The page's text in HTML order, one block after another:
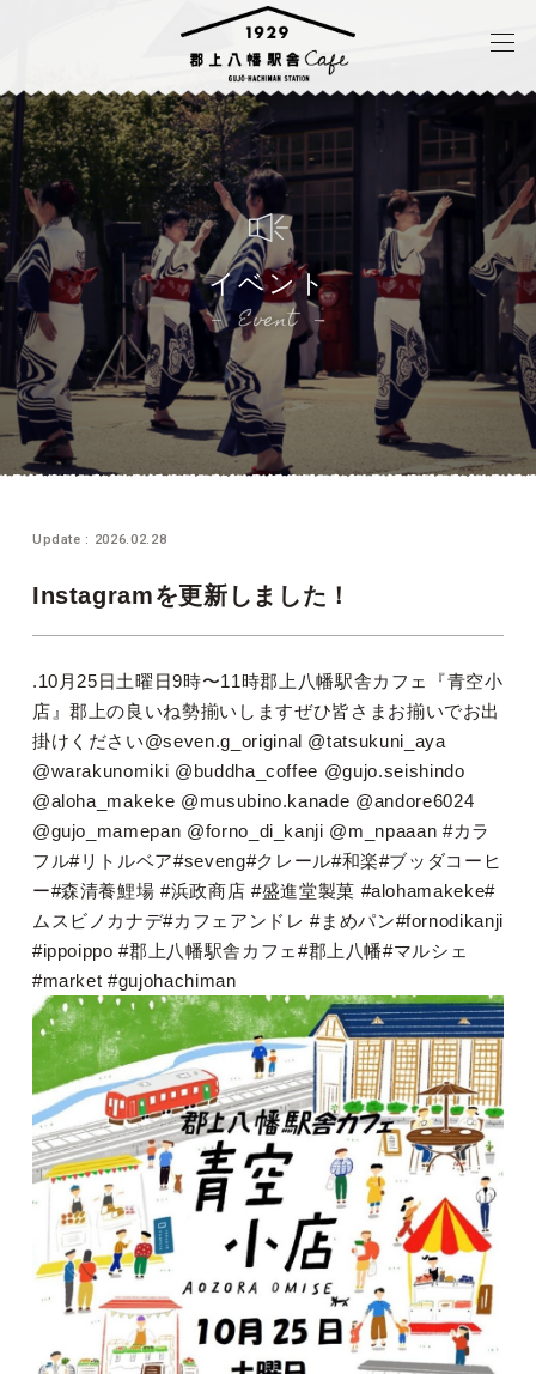
イベント
Event
Update : 2026.02.28
Instagramを更新しました！
.10月25日土曜日9時〜11時郡上八幡駅舎カフェ『青空小
店』郡上の良いね勢揃いしますぜひ皆さまお揃いでお出
掛けください@seven.g_original @tatsukuni_aya
@warakunomiki @buddha_coffee @gujo.seishindo
@aloha_makeke @musubino.kanade @andore6024
@gujo_mamepan @forno_di_kanji @m_npaaan #カラ
フル#リトルベア#seveng#クレール#和楽#ブッダコーヒ
ー#森清養鯉場 #浜政商店 #盛進堂製菓 #alohamakeke#
ムスビノカナデ#カフェアンドレ #まめパン#fornodikanji
#ippoippo #郡上八幡駅舎カフェ#郡上八幡#マルシェ
#market #gujohachiman